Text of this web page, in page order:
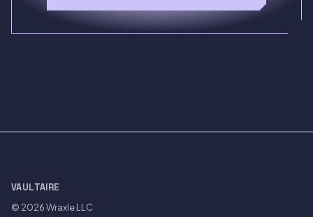
VAULTAIRE
© 2026Wraxle LLC